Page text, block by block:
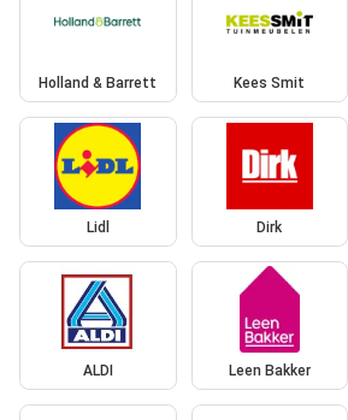
Holland & Barrett Kees Smit
Lidl Dirk
ALDI Leen Bakker